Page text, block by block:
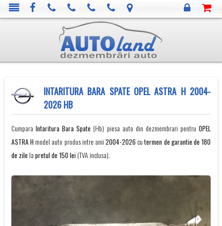
INTARITURA BARA SPATE OPEL ASTRA H 2004-
2026 HB
Cumpara Intaritura Bara Spate (Hb) piesa auto din dezmembrari pentruOPEL
ASTRA H model auto produs intre anii2004-2026 cutermen de garantie de 180
de zile la pretul de 150 lei(TVA inclusa).